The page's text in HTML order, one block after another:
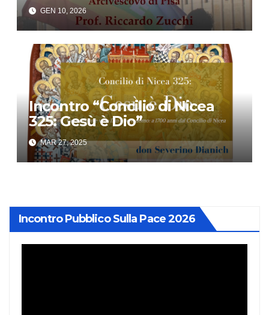
GEN 10, 2026
Incontro “Concilio di Nicea
325: Gesù è Dio”
MAR 27, 2025
Incontro Pubblico Sulla Pace 2026